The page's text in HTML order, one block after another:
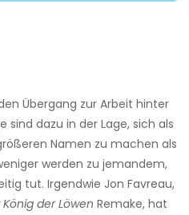
Übergang zur Arbeit hinter
sind dazu in der Lage, sich als
Namen zu machen als
werden zu jemandem,
tut. Irgendwie Jon Favreau,
König der Löwen Remake, hat